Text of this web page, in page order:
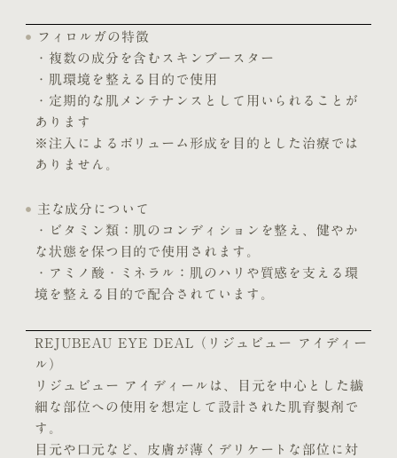
フィロルガの特徴
・複数の成分を含むスキンブースター
・肌環境を整える目的で使用
・定期的な肌メンテナンスとして用いられることが
あります
※注入によるボリューム形成を目的とした治療では
ありません。
主な成分について
・ビタミン類：肌のコンディションを整え、健やか
な状態を保つ目的で使用されます。
・アミノ酸・ミネラル：肌のハリや質感を支える環
境を整える目的で配合されています。
REJUBEAU EYE DEAL（リジュビュー アイディー
ル）
リジュビュー アイディールは、目元を中心とした繊
細な部位への使用を想定して設計された肌育製剤で
す。
目元や口元など、皮膚が薄くデリケートな部位に対